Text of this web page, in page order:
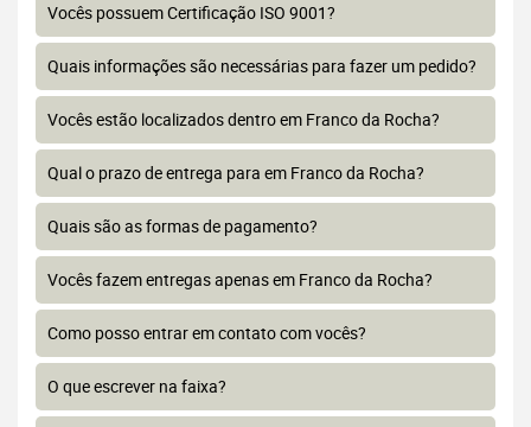
Vocês possuem Certificação ISO 9001?
Quais informações são necessárias para fazer um pedido?
Vocês estão localizados dentro em Franco da Rocha?
Qual o prazo de entrega para em Franco da Rocha?
Quais são as formas de pagamento?
Vocês fazem entregas apenas em Franco da Rocha?
Como posso entrar em contato com vocês?
O que escrever na faixa?